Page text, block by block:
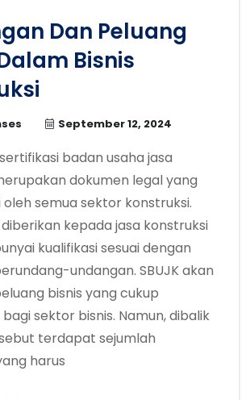
Dan Peluang
Bisnis
September 12, 2024
badan usaha jasa
dokumen legal yang
oleh semua sektor konstruksi.
diberikan kepada jasa konstruksi
kualifikasi sesuai dengan
undangan. SBUJK akan
bisnis yang cukup
sektor bisnis. Namun, dibalik
terdapat sejumlah
harus